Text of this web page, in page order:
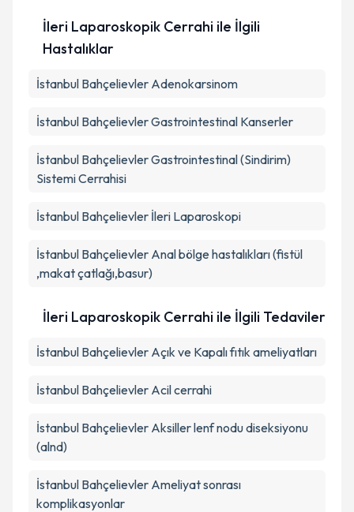
İleri Laparoskopik Cerrahi ile İlgili
Hastalıklar
İstanbul Bahçelievler Adenokarsinom
İstanbul Bahçelievler Gastrointestinal Kanserler
İstanbul Bahçelievler Gastrointestinal (Sindirim)
Sistemi Cerrahisi
İstanbul Bahçelievler İleri Laparoskopi
İstanbul Bahçelievler Anal bölge hastalıkları (fistül
,makat çatlağı,basur)
İleri Laparoskopik Cerrahi ile İlgili Tedaviler
İstanbul Bahçelievler Açık ve Kapalı fıtık ameliyatları
İstanbul Bahçelievler Acil cerrahi
İstanbul Bahçelievler Aksiller lenf nodu diseksiyonu
(alnd)
İstanbul Bahçelievler Ameliyat sonrası
komplikasyonlar